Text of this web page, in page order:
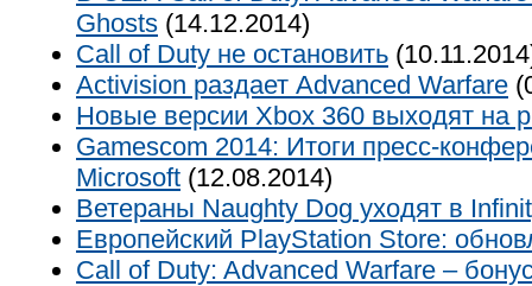
Ghosts (14.12.2014)
Call of Duty не остановить
Activision раздает Advanced Warfare
Новые версии Xbox 360 выходят на
Gamescom 2014: Итоги пресс-
Microsoft (12.08.2014)
Ветераны Naughty Dog уходят в
Европейский PlayStation Store:
Call of Duty: Advanced Warfare –